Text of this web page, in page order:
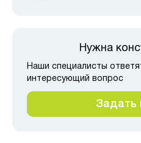
Нужна
Наши специалисты
интересующий вопрос
Задать